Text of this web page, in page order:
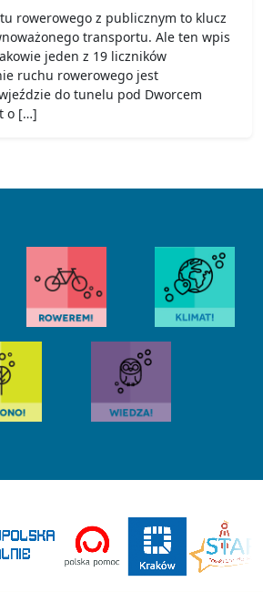
rowerowego z publicznym to klucz
transportu. Ale ten wpis
jeden z 19 liczników
ruchu rowerowego jest
do tunelu pod Dworcem
o […]